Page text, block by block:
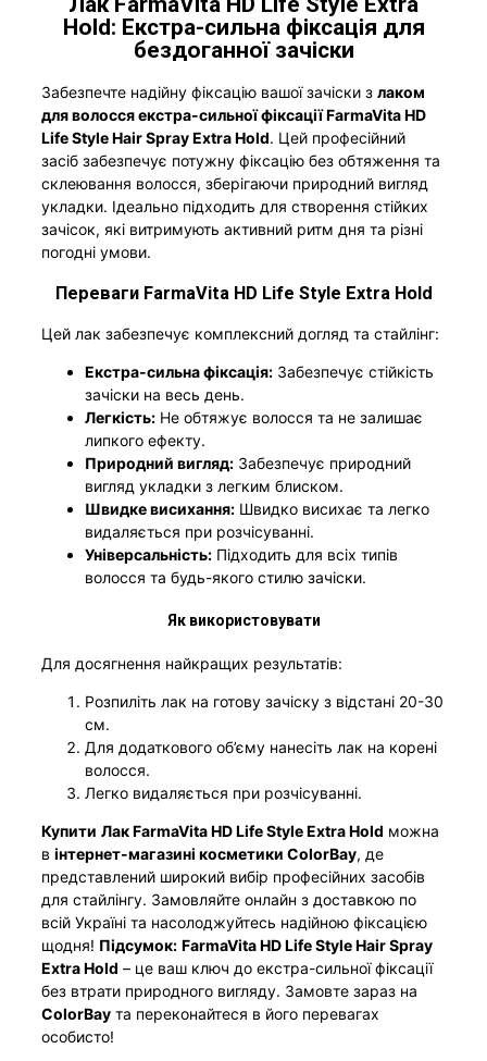
Hold: Екстра-сильна фіксація для
бездоганної зачіски
Забезпечте надійну фіксацію вашої зачіски з лаком
для волосся екстра-сильної фіксації FarmaVita HD
Life Style Hair Spray Extra Hold. Цей професійний
засіб забезпечує потужну фіксацію без обтяження та
склеювання волосся, зберігаючи природний вигляд
укладки. Ідеально підходить для створення стійких
зачісок, які витримують активний ритм дня та різні
погодні умови.
Переваги FarmaVita HD Life Style Extra Hold
Цей лак забезпечує комплексний догляд та стайлінг:
Екстра-сильна фіксація: Забезпечує стійкість
зачіски на весь день.
Легкість: Не обтяжує волосся та не залишає
липкого ефекту.
Природний вигляд: Забезпечує природний
вигляд укладки з легким блиском.
Швидке висихання: Швидко висихає та легко
видаляється при розчісуванні.
Універсальність: Підходить для всіх типів
волосся та будь-якого стилю зачіски.
Як використовувати
Для досягнення найкращих результатів:
Розпиліть лак на готову зачіску з відстані 20-30
см.
Для додаткового об’єму нанесіть лак на корені
волосся.
Легко видаляється при розчісуванні.
Купити Лак FarmaVita HD Life Style Extra Hold можна
в інтернет-магазині косметики ColorBay, де
представлений широкий вибір професійних засобів
для стайлінгу. Замовляйте онлайн з доставкою по
всій Україні та насолоджуйтесь надійною фіксацією
щодня! Підсумок: FarmaVita HD Life Style Hair Spray
Extra Hold – це ваш ключ до екстра-сильної фіксації
без втрати природного вигляду. Замовте зараз на
ColorBay та переконайтеся в його перевагах
особисто!